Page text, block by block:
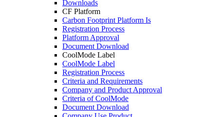
Downloads
CF Platform
Carbon Footprint Platform Is
Registration Process
Platform Approval
Document Download
CoolMode Label
CoolMode Label
Registration Process
Criteria and Requirements
Company and Product Approval
Criteria of CoolMode
Document Download